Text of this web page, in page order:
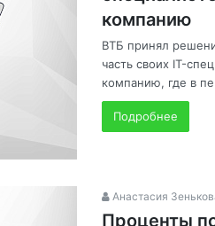
компанию
ВТБ принял
часть своих IT-
компанию, где в
Подробнее
Анастасия
Проценты